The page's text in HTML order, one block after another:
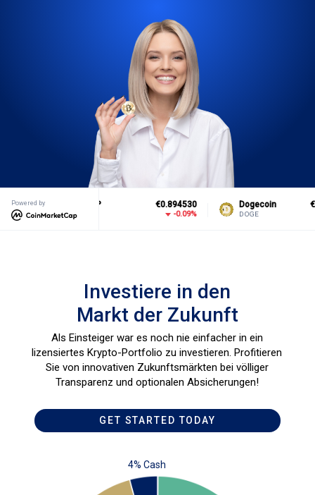
Powered by €0.894530
XRP -0.09%
Dogecoin
DOGE
Als Einsteiger war es noch nie einfacher in ein
lizensiertes Krypto-Portfolio zu investieren. Profitieren
Sie von innovativen Zukunftsmärkten bei völliger
Transparenz und optionalen Absicherungen!
GET STARTED TODAY
Investiere in den
Markt der Zukunft
4% Cash